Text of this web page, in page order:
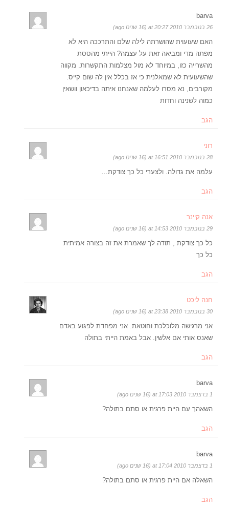
barva
26 בנובמבר 2010 at 20:27 (16 שנים ago)
האם שעועוית שהושרתה לילה שלם והתרככה היא לא
מפתה מדי ומביאה זאת על עצמה? הייתי מהססת
מהשרייה כזו, במיוחד לא מול מצלמות התקשרות. מקווה
שהשעועית לא שמאלנית כי אז בכלל אין לה שום קייס.
מקורבים, נא מסרו לעלמה שאנחנו איתה בדיכאון וושאין
כמוה לשנינה וחדות
הגב
רוני
28 בנובמבר 2010 at 16:51 (16 שנים ago)
עלמה את גדולה. ולצערי כל כך צודקת…
הגב
אנה קיינר
29 בנובמבר 2010 at 14:53 (16 שנים ago)
כל כך צודקת , תודה לך שאמרת את זה בצורה אמיתית
כל כך
הגב
חנה ליכט
30 בנובמבר 2010 at 23:38 (16 שנים ago)
אני מרגישה מלוכלכת וחוטאת. אני מפחדת לפגוע באדם
שאנס אותי אם אלשין. אבל באמת הייתי בתולה
הגב
barva
1 בדצמבר 2010 at 17:03 (16 שנים ago)
השאהך עם היית פרגית או סתם בתולה?
הגב
barva
1 בדצמבר 2010 at 17:04 (16 שנים ago)
השאלה אם היית פרגית או סתם בתולה?
הגב